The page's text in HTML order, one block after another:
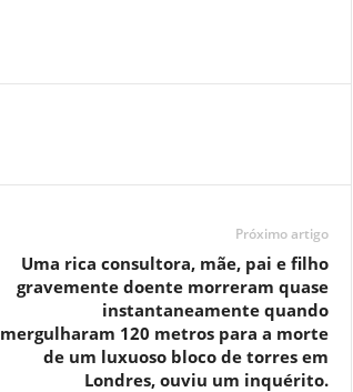
Próximo artigo
Uma rica consultora, mãe, pai e filho
gravemente doente morreram quase
instantaneamente quando
mergulharam 120 metros para a morte
de um luxuoso bloco de torres em
Londres, ouviu um inquérito.